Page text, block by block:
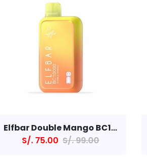
Elfbar Double Mango BC10000
S/. 75.00 S/. 99.00